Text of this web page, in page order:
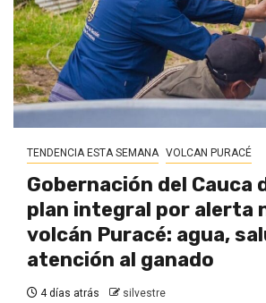
TENDENCIA ESTA SEMANA VOLCAN PURACÉ
Gobernación del Cauca
plan integral por alerta
volcán Puracé: agua,
atención al ganado
4 días atrás silvestre